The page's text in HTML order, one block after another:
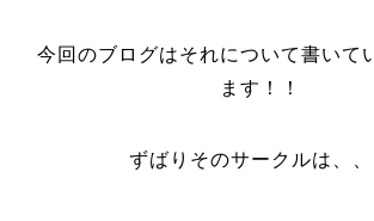
今回のブログはそれについて書いて
ます！！
ずばりそのサークルは、、